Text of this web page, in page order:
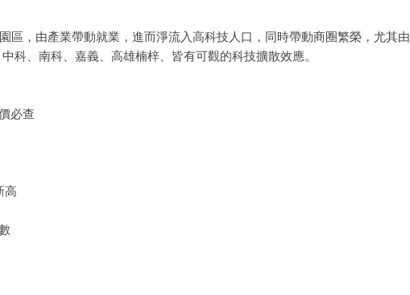
區，由產業帶動就業，進而淨流入高科技人口，同時帶動商圈繁榮，尤其由
科、南科、嘉義、高雄楠梓、皆有可觀的科技擴散效應。
必查
高